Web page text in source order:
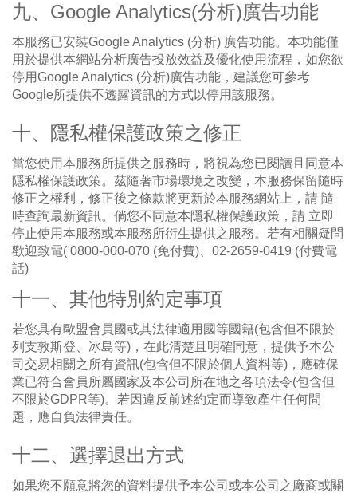
九、Google Analytics(分析)廣告功能
本服務已安裝Google Analytics (分析) 廣告功能。本功能僅
用於提供本網站分析廣告投放效益及優化使用流程，如您欲
停用Google Analytics (分析)廣告功能，建議您可參考
Google所提供不透露資訊的方式以停用該服務。
十、隱私權保護政策之修正
當您使用本服務所提供之服務時，將視為您已閱讀且同意本
隱私權保護政策。茲隨著市場環境之改變，本服務保留隨時
修正之權利，修正後之條款將更新於本服務網站上，請 隨
時查詢最新資訊。倘您不同意本隱私權保護政策，請 立即
停止使用本服務或本服務所衍生提供之服務。若有相關疑問
歡迎致電( 0800-000-070 (免付費)、02-2659-0419 (付費電
話)
十一、其他特別約定事項
若您具有歐盟會員國或其法律適用國等國籍(包含但不限於
列支敦斯登、冰島等)，在此清楚且明確同意，提供予本公
司交易相關之所有資訊(包含但不限於個人資料等)，應確保
業已符合會員所屬國家及本公司所在地之各項法令(包含但
不限於GDPR等)。若因違反前述約定而導致產生任何問
題，應自負法律責任。
十二、選擇退出方式
如果您不願意將您的資料提供予本公司或本公司之廠商或關